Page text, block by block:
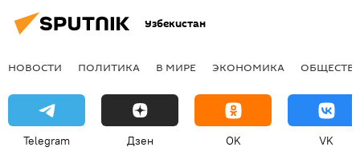
Узбекистан
НОВОСТИ ПОЛИТИКА В МИРЕ ЭКОНОМИКА
Telegram Дзен OK VK